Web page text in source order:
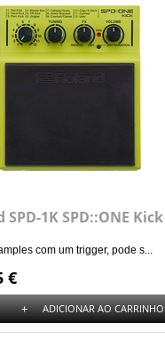
SPD-1K SPD::ONE Kick
com um trigger, pode s...
€
+ ADICIONAR AO CARRINHO